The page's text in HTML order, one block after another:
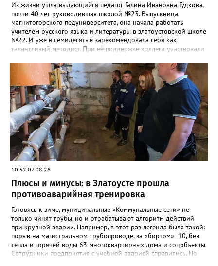
Из жизни ушла выдающийся педагог Галина Ивановна Гудкова,
почти 40 лет руководившая школой №23. Выпускница
магнитогорского педуниверситета, она начала работать
учителем русского языка и литературы в златоустовской школе
№22. И уже в семидесятые зарекомендовала себя как
талантливый методист. При её поддержке коллеги участвовали
«Благодаря её мудрому руководству в школе сформировался
сильный педагогический коллектив, объединённый общими
ценностями и любовью к своему делу. Для многих Галина
Ивановна навсегда останется не только талантливым
руководителем, но и настоящим Учителем с большой буквы», -
говорится в сообществе школы №23 во ВКонтакте. Свои
соболезнования семье Галины Ивановны выразил глава
Златоуста Олег Решетников. «Её вклад зафиксирован в
важнейших документах школы, но главное - он остался в
людях: в тех учителях, которых она поддержала, в тех
учениках, которых она вдохновила. Заслуженный учитель РФ,
«Отличник народного просвещения», обладатель медали «За
доблестный труд», Галина Ивановна оставила не только
награды и документы, но и работающий, живой механизм
школы, который продолжает жить её принципами», - говорится
в некрологе.
10:52 07.08.26
Плюсы и минусы: в Златоусте прошла
противоаварийная тренировка
Готовясь к зиме, муниципальные «Коммунальные сети» не
только чинят трубы, но и отрабатывают алгоритм действий
при крупной аварии. Например, в этот раз легенда была такой:
порыв на магистральном трубопроводе, за «бортом» -10, без
тепла и горячей воды 63 многоквартирных дома и соцобъекты.
Сотрудники предприятия с учебной аварией справились. Но